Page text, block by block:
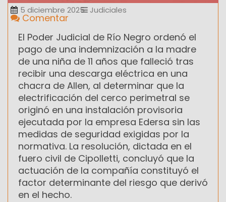
5 diciembre 2025 Judiciales
Comentar
El Poder Judicial de Río Negro ordenó el
pago de una indemnización a la madre
de una niña de 11 años que falleció tras
recibir una descarga eléctrica en una
chacra de Allen, al determinar que la
electrificación del cerco perimetral se
originó en una instalación provisoria
ejecutada por la empresa Edersa sin las
medidas de seguridad exigidas por la
normativa. La resolución, dictada en el
fuero civil de Cipolletti, concluyó que la
actuación de la compañía constituyó el
factor determinante del riesgo que derivó
en el hecho.